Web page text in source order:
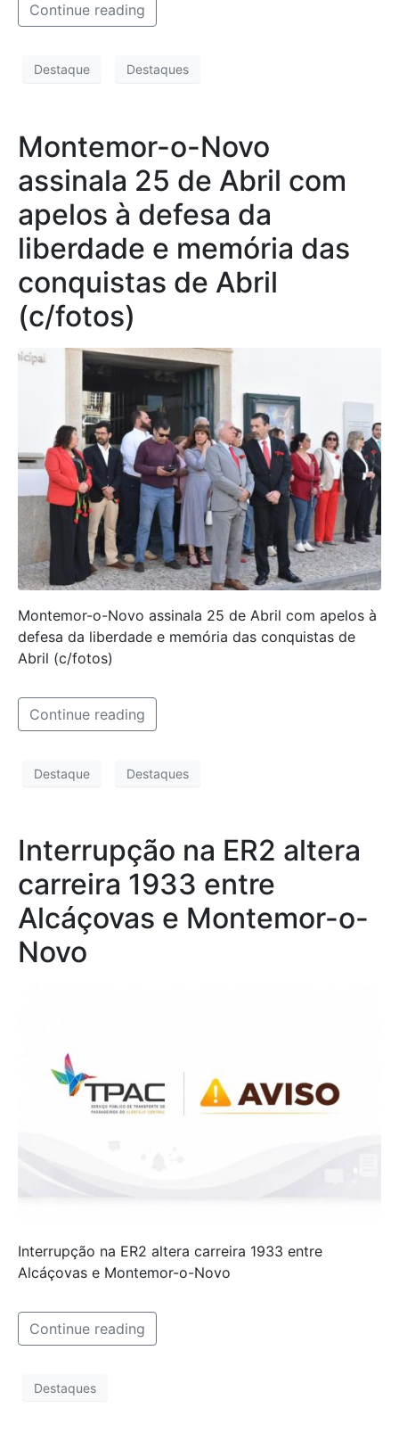
Continue reading
Destaque Destaques
Montemor-o-Novo
assinala 25 de Abril com
apelos à defesa da
liberdade e memória das
conquistas de Abril
(c/fotos)
Montemor-o-Novo assinala 25 de Abril com apelos à
defesa da liberdade e memória das conquistas de
Abril (c/fotos)
Continue reading
Destaque Destaques
Interrupção na ER2 altera
carreira 1933 entre
Alcáçovas e Montemor-o-
Novo
Interrupção na ER2 altera carreira 1933 entre
Alcáçovas e Montemor-o-Novo
Continue reading
Destaques